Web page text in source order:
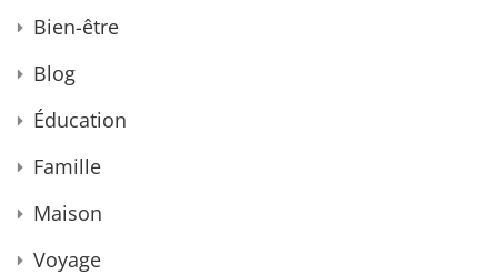
Bien-être
Blog
Éducation
Famille
Maison
Voyage